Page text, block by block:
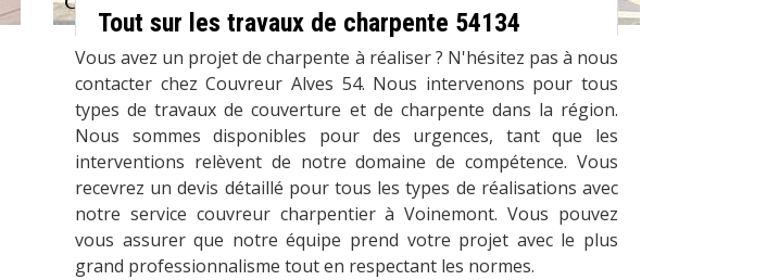
Tout sur les travaux de charpente 54134
Vous avez un projet de charpente à réaliser ? N'hésitez pas à nous
contacter chez Couvreur Alves 54. Nous intervenons pour tous
types de travaux de couverture et de charpente dans la région.
Nous sommes disponibles pour des urgences, tant que les
interventions relèvent de notre domaine de compétence. Vous
recevrez un devis détaillé pour tous les types de réalisations avec
notre service couvreur charpentier à Voinemont. Vous pouvez
vous assurer que notre équipe prend votre projet avec le plus
grand professionnalisme tout en respectant les normes.